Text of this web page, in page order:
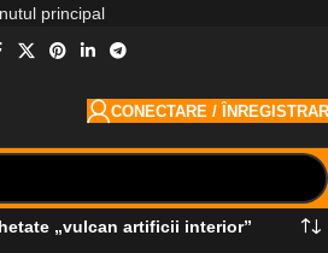
principal
CONECTARE /
„vulcan artificii interior”